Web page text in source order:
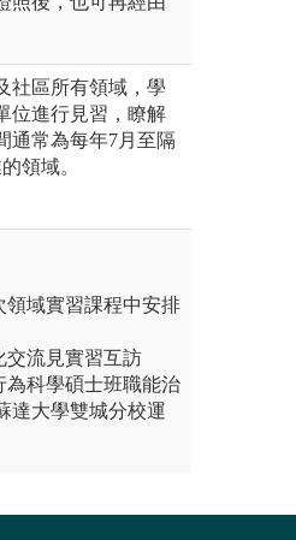
社區所有領域，學
位進行見習，瞭解
通常為每年7月至隔
領域。
領域實習課程中安排
交流見實習互訪
為科學碩士班職能治
達大學雙城分校運